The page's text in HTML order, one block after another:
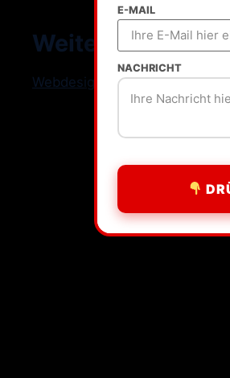
E-MAIL
NACHRICHT
Weitere
Webdesign Freelancer
All rights